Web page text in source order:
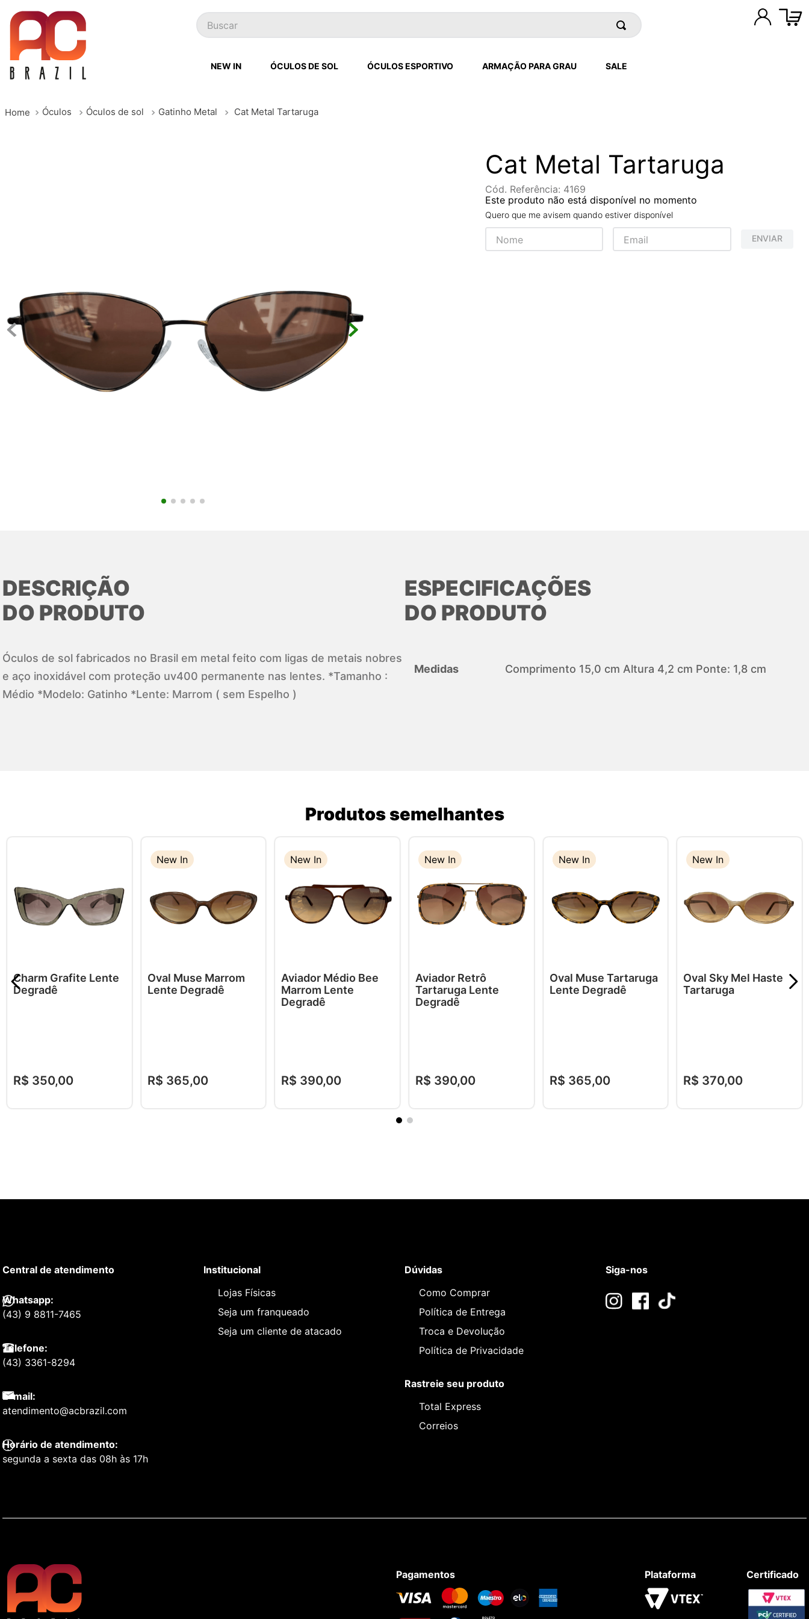
Buscar
NEW IN ÓCULOS DE SOL ÓCULOS ESPORTIVO ARMAÇÃO PARA GRAU SALE
Óculos Óculos de sol Gatinho Metal Cat Metal Tartaruga
Cat Metal Tartaruga
Cód. Referência: 4169
Este produto não está disponível no momento
Quero que me avisem quando estiver disponível
ENVIAR
DESCRIÇÃO
DO PRODUTO
Óculos de sol fabricados no Brasil em metal feito com ligas de metais nobres
e aço inoxidável com proteção uv400 permanente nas lentes. *Tamanho :
Médio *Modelo: Gatinho *Lente: Marrom ( sem Espelho )
ESPECIFICAÇÕES
DO PRODUTO
Medidas Comprimento 15,0 cm Altura 4,2 cm Ponte: 1,8 cm
Produtos semelhantes
Charm Grafite Lente
Degradê
R$ 350,00
New In
Oval Muse Marrom
Lente Degradê
R$ 365,00
New In
Aviador Médio Bee
Marrom Lente
Degradê
R$ 390,00
New In
Aviador Retrô
Tartaruga Lente
Degradê
R$ 390,00
New In
New In
Oval Muse Tartaruga
Lente Degradê
R$ 365,00
New In
Oval Sky Mel Haste
Tartaruga
R$ 370,00
Central de atendimento
Whatsapp:
(43) 9 8811-7465
Telefone:
(43) 3361-8294
E-mail:
atendimento@acbrazil.com
Horário de atendimento:
segunda a sexta das 08h às 17h
Institucional
Lojas Físicas
Seja um franqueado
Seja um cliente de atacado
Dúvidas
Como Comprar
Política de Entrega
Troca e Devolução
Política de Privacidade
Rastreie seu produto
Total Express
Correios
Siga-nos
Pagamentos Plataforma Certificado